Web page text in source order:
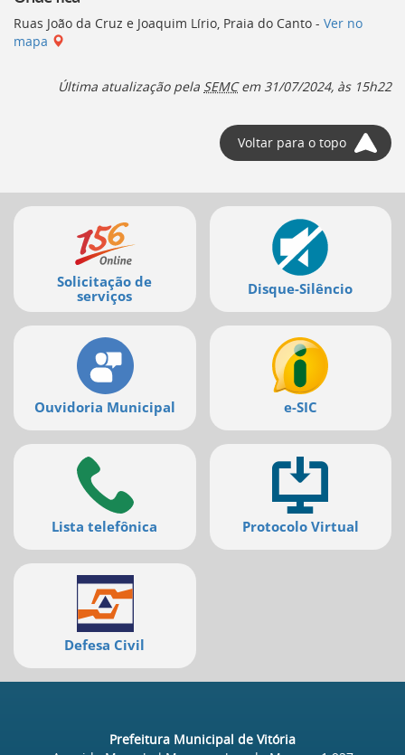
Ruas João da Cruz e Joaquim Lírio, Praia do Canto - Ver no
mapa
Última atualização pela SEMCem 31/07/2024, às 15h22
Voltar para o topo
Mais
serviços
Solicitação de
serviços
Disque-Silêncio
Ouvidoria Municipal e-SIC
Lista telefônica Protocolo Virtual
Defesa Civil
Prefeitura Municipal de Vitória